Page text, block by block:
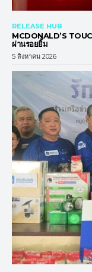
RELEASE HUB
MCDONALD’S
ผ่านรอยยิ้ม
5 สิงหาคม 2026